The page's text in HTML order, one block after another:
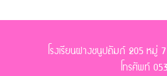
โรงเรียนฝางชนูปถัมภ์ 205 หมู่
โทรศัพท์